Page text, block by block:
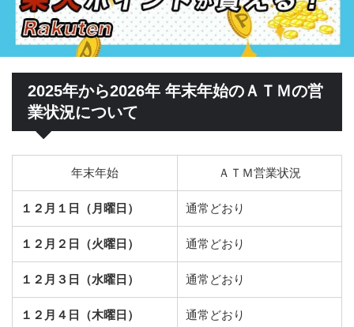
2025年から2026年 年末年始のＡＴＭの営
業状況について
年末年始 ＡＴＭ営業状況
１２月１日（月曜日） 通常どおり
１２月２日（火曜日） 通常どおり
１２月３日（水曜日） 通常どおり
１２月４日（木曜日） 通常どおり